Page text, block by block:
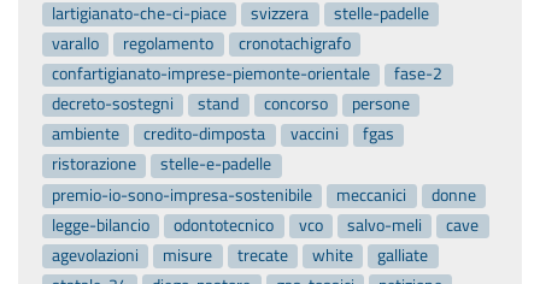
lartigianato-che-ci-piace
svizzera
stelle-padelle
varallo
regolamento
cronotachigrafo
confartigianato-imprese-piemonte-orientale
fase-2
decreto-sostegni
stand concorso
persone
ambiente
credito-dimposta vaccini
fgas
ristorazione
stelle-e-padelle
premio-io-sono-impresa-sostenibile
meccanici
donne
legge-bilancio
odontotecnico vco salvo-meli
cave
agevolazioni
misure trecate white
galliate